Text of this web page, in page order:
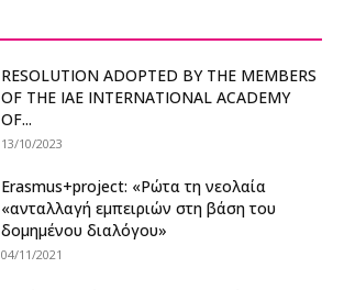
RESOLUTION ADOPTED BY THE MEMBERS
OF THE IAE INTERNATIONAL ACADEMY
OF...
13/10/2023
Erasmus+project: «Ρώτα τη νεολαία
«ανταλλαγή εμπειριών στη βάση του
δομημένου διαλόγου»
04/11/2021